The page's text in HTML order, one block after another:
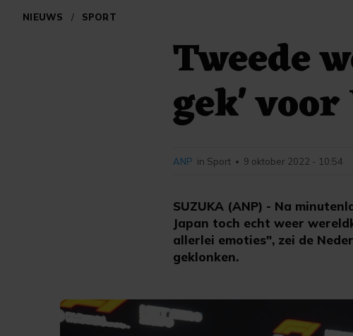
NIEUWS / SPORT
Tweede
gek'
SUZUKA (ANP) - Na
Japan toch echt weer
allerlei emoties", zei de
geklonken.
ANP in Sport • 9 oktober 2022 - 10:54